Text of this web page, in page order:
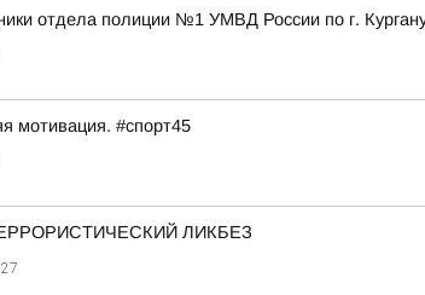
отдела полиции №1 УМВД России по г.
мотивация. #спорт45
ЛИКБЕЗ